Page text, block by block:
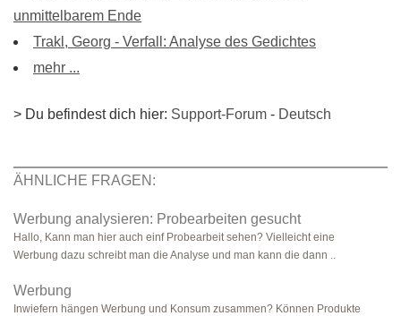
unmittelbarem Ende
Trakl, Georg - Verfall: Analyse des Gedichtes
mehr ...
> Du befindest dich hier: Support-Forum - Deutsch
ÄHNLICHE FRAGEN:
Werbung analysieren: Probearbeiten gesucht
Hallo, Kann man hier auch einf Probearbeit sehen? Vielleicht eine
Werbung dazu schreibt man die Analyse und man kann die dann ..
Werbung
Inwiefern hängen Werbung und Konsum zusammen? Können Produkte